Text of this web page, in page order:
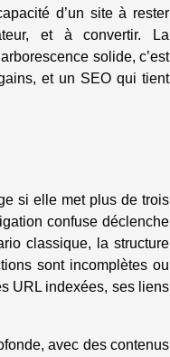
d’un site à rester
et à convertir. La
solide, c’est
et un SEO qui tient
si elle met plus de trois
confuse déclenche
classique, la structure
sont incomplètes ou
URL indexées, ses liens
avec des contenus